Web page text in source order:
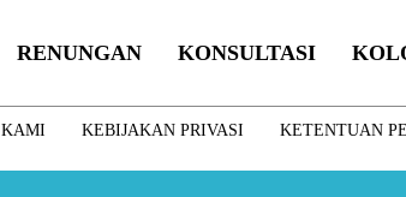
RENUNGAN KONSULTASI
KEBIJAKAN PRIVASI KETENTUAN